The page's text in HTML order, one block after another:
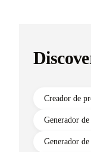
Creador de
Generador
Generador